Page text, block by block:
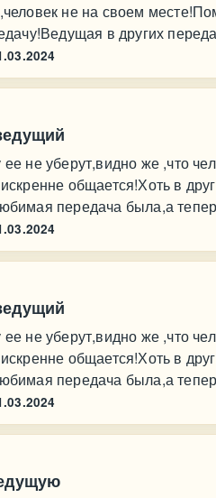
не на своем
в других
не уберут,видно же ,что
общается!Хоть в
передача была,а
не уберут,видно же ,что
общается!Хоть в
передача была,а